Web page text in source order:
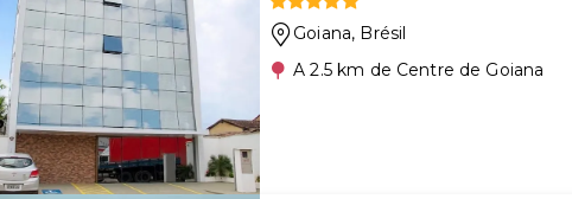
Goiana, Brésil
A 2.5 km de Centre de Goiana